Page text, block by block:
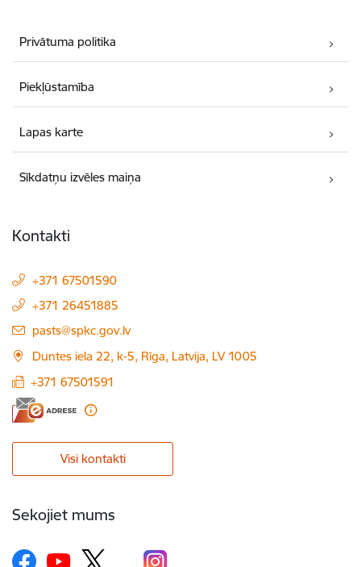
Privātuma politika
Piekļūstamība
Lapas karte
Sīkdatņu izvēles maiņa
Kontakti
+371 67501590
+371 26451885
E-pasts:
pasts@spkc.gov.lv
Duntes iela 22, k-5, Rīga, Latvija, LV 1005
+371 67501591
Visi kontakti
Sekojiet mums